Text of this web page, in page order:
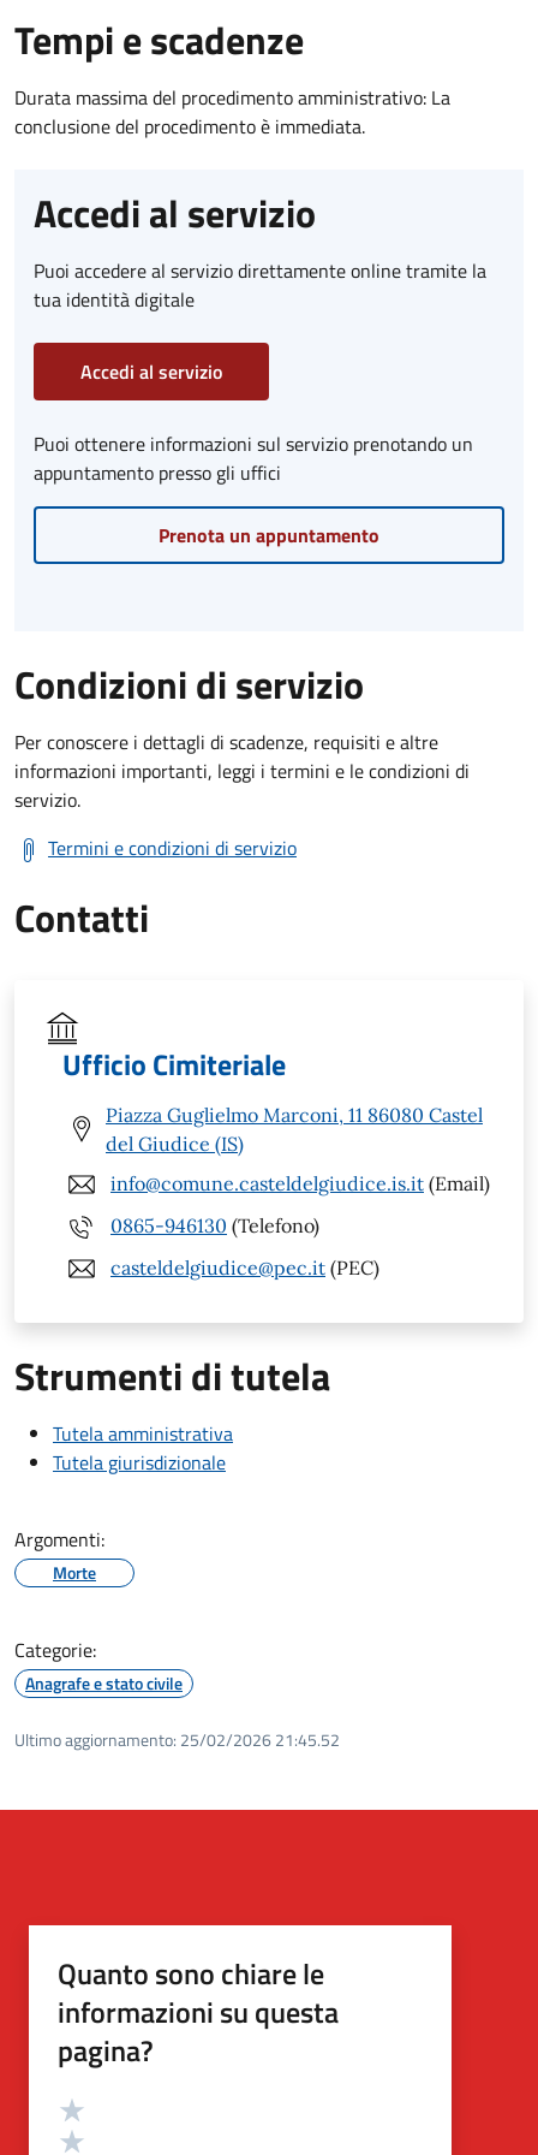
Tempi e scadenze
Durata massima del procedimento amministrativo: La
conclusione del procedimento è immediata.
Accedi al servizio
Puoi accedere al servizio direttamente online tramite la
tua identità digitale
Accedi al servizio
Puoi ottenere informazioni sul servizio prenotando un
appuntamento presso gli uffici
Prenota un appuntamento
Condizioni di servizio
Per conoscere i dettagli di scadenze, requisiti e altre
informazioni importanti, leggi i termini e le condizioni di
servizio.
Termini e condizioni di servizio
Contatti
Ufficio Cimiteriale
Piazza Guglielmo Marconi, 11 86080 Castel
del Giudice (IS)
info@comune.casteldelgiudice.is.it (Email)
0865-946130 (Telefono)
casteldelgiudice@pec.it (PEC)
Strumenti di tutela
Tutela amministrativa
Tutela giurisdizionale
Argomenti:
Morte
Categorie:
Anagrafe e stato civile
Ultimo aggiornamento: 25/02/2026 21:45.52
Quanto sono chiare le
informazioni su questa
pagina?
Valutazione